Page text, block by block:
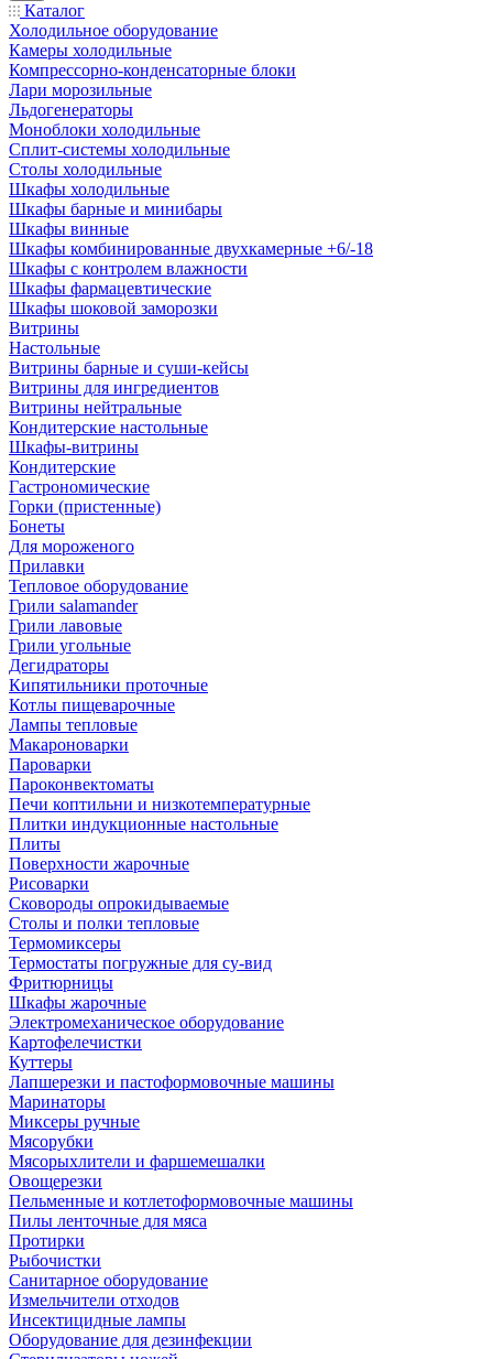
Каталог
Холодильное оборудование
Камеры холодильные
Компрессорно-конденсаторные блоки
Лари морозильные
Льдогенераторы
Моноблоки холодильные
Сплит-системы холодильные
Столы холодильные
Шкафы холодильные
Шкафы барные и минибары
Шкафы винные
Шкафы комбинированные двухкамерные +6/-18
Шкафы с контролем влажности
Шкафы фармацевтические
Шкафы шоковой заморозки
Витрины
Настольные
Витрины барные и суши-кейсы
Витрины для ингредиентов
Витрины нейтральные
Кондитерские настольные
Шкафы-витрины
Кондитерские
Гастрономические
Горки (пристенные)
Бонеты
Для мороженого
Прилавки
Тепловое оборудование
Грили salamander
Грили лавовые
Грили угольные
Дегидраторы
Кипятильники проточные
Котлы пищеварочные
Лампы тепловые
Макароноварки
Пароварки
Пароконвектоматы
Печи коптильни и низкотемпературные
Плитки индукционные настольные
Плиты
Поверхности жарочные
Рисоварки
Сковороды опрокидываемые
Столы и полки тепловые
Термомиксеры
Термостаты погружные для су-вид
Фритюрницы
Шкафы жарочные
Электромеханическое оборудование
Картофелечистки
Куттеры
Лапшерезки и пастоформовочные машины
Маринаторы
Миксеры ручные
Мясорубки
Мясорыхлители и фаршемешалки
Овощерезки
Пельменные и котлетоформовочные машины
Пилы ленточные для мяса
Протирки
Рыбочистки
Санитарное оборудование
Измельчители отходов
Инсектицидные лампы
Оборудование для дезинфекции